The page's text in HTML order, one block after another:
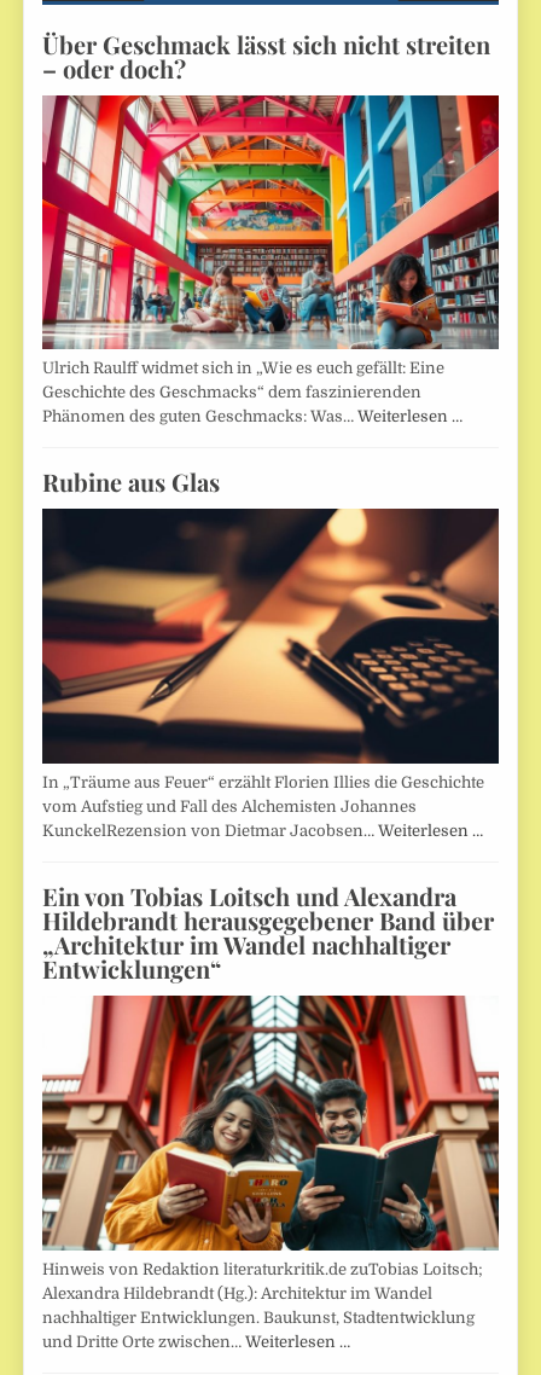
Über Geschmack lässt sich nicht streiten
– oder doch?
Ulrich Raulff widmet sich in „Wie es euch gefällt: Eine
Geschichte des Geschmacks“ dem faszinierenden
Phänomen des guten Geschmacks: Was…Weiterlesen …
Rubine aus Glas
In „Träume aus Feuer“ erzählt Florien Illies die Geschichte
vom Aufstieg und Fall des Alchemisten Johannes
KunckelRezension von Dietmar Jacobsen…Weiterlesen …
Ein von Tobias Loitsch und Alexandra
Hildebrandt herausgegebener Band über
„Architektur im Wandel nachhaltiger
Entwicklungen“
Hinweis von Redaktion literaturkritik.de zuTobias Loitsch;
Alexandra Hildebrandt (Hg.): Architektur im Wandel
nachhaltiger Entwicklungen. Baukunst, Stadtentwicklung
und Dritte Orte zwischen…Weiterlesen …